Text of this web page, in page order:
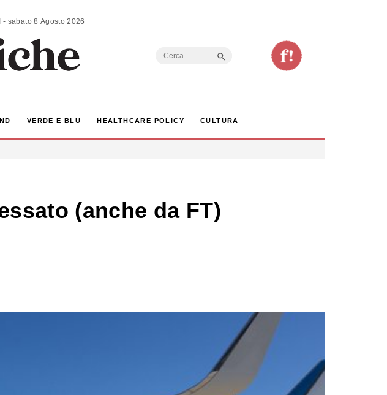
ANALISI | COMMENTI | SCENARI - sabato 8 Agosto 2026
Search
VERDE E BLU HEALTHCARE POLICY CULTURA
(anche da FT)